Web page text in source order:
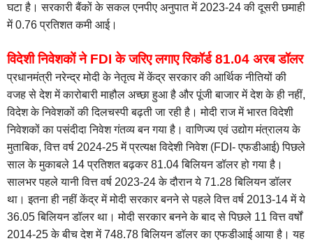
घटा है। सरकारी बैंकों के सकल एनपीए अनुपात में 2023-24 की दूसरी छमाही
में 0.76 प्रतिशत कमी आई।
विदेशी निवेशकों ने FDI के जरिए लगाए रिकॉर्ड 81.04 अरब डॉलर
प्रधानमंत्री नरेन्द्र मोदी के नेतृत्व में केंद्र सरकार की आर्थिक नीतियों की
वजह से देश में कारोबारी माहौल अच्छा हुआ है और पूंजी बाजार में देश के ही नहीं,
विदेश के निवेशकों की दिलचस्पी बढ़ती जा रही है। मोदी राज में भारत विदेशी
निवेशकों का पसंदीदा निवेश गंतव्य बन गया है। वाणिज्य एवं उद्योग मंत्रालय के
मुताबिक, वित्त वर्ष 2024-25 में प्रत्यक्ष विदेशी निवेश (FDI- एफडीआई) पिछले
साल के मुकाबले 14 प्रतिशत बढ़कर 81.04 बिलियन डॉलर हो गया है।
सालभर पहले यानी वित्त वर्ष 2023-24 के दौरान ये 71.28 बिलियन डॉलर
था। इतना ही नहीं केंद्र में मोदी सरकार बनने से पहले वित्त वर्ष 2013-14 में ये
36.05 बिलियन डॉलर था। मोदी सरकार बनने के बाद से पिछले 11 वित्त वर्षों
2014-25 के बीच देश में 748.78 बिलियन डॉलर का एफडीआई आया है। यह